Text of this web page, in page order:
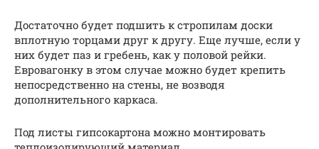
Достаточно будет подшить к стропилам доски
вплотную торцами друг к другу. Еще лучше, если у
них будет паз и гребень, как у половой рейки.
Евровагонку в этом случае можно будет крепить
непосредственно на стены, не возводя
дополнительного каркаса.
Под листы гипсокартона можно монтировать